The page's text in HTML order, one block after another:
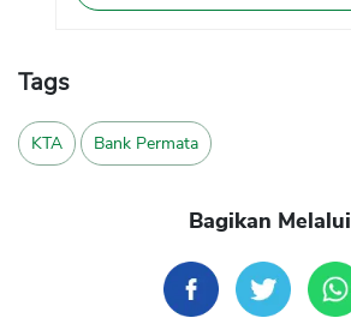
Tags
KTA Bank Permata
Bagikan Melalui